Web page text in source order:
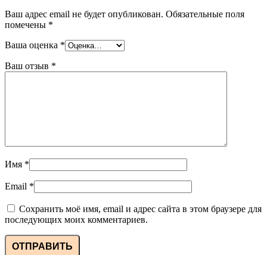
Ваш адрес email не будет опубликован. Обязательные поля
помечены *
Ваша оценка *
Ваш отзыв *
Имя *
Email *
Сохранить моё имя, email и адрес сайта в этом браузере для
последующих моих комментариев.